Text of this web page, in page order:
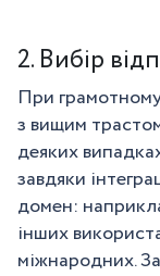
2. Вибір
При
з вищим
деяких
завдяки
домен:
інших
міжнародних.